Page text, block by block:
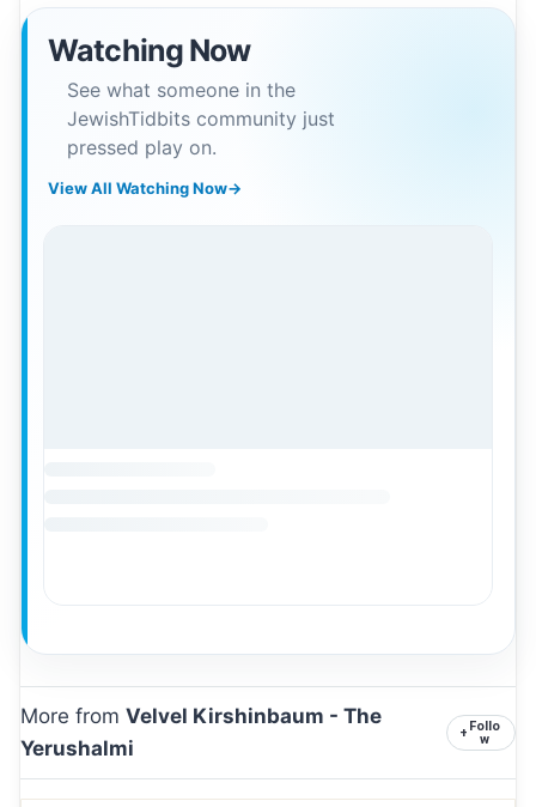
Watching Now
See what someone in the
JewishTidbits community just
pressed play on.
View All Watching Now→
More from Velvel Kirshinbaum - The
Yerushalmi
+ Follo
w